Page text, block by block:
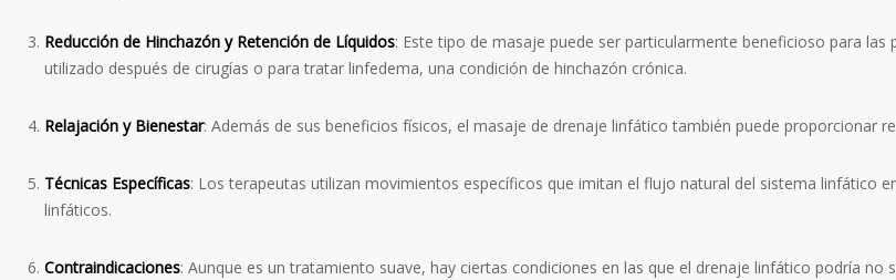
Reducción de Hinchazón y Retención de Líquidos: Este tipo de masaje puede ser particularmente beneficioso para
utilizado después de cirugías o para tratar linfedema, una condición de hinchazón crónica.
Relajación y Bienestar: Además de sus beneficios físicos, el masaje de drenaje linfático también puede proporcionar
Técnicas Específicas: Los terapeutas utilizan movimientos específicos que imitan el flujo natural del sistema linfático
linfáticos.
Contraindicaciones: Aunque es un tratamiento suave, hay ciertas condiciones en las que el drenaje linfático podría